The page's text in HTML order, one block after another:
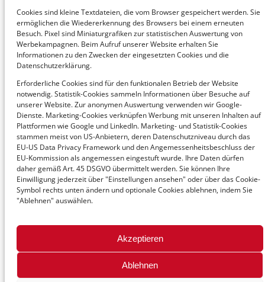
Cookies sind kleine Textdateien, die vom Browser gespeichert werden. Sie
ermöglichen die Wiedererkennung des Browsers bei einem erneuten
Besuch. Pixel sind Miniaturgrafiken zur statistischen Auswertung von
Werbekampagnen. Beim Aufruf unserer Website erhalten Sie
Informationen zu den Zwecken der eingesetzten Cookies und die
Datenschutzerklärung.
Erforderliche Cookies sind für den funktionalen Betrieb der Website
notwendig. Statistik-Cookies sammeln Informationen über Besuche auf
unserer Website. Zur anonymen Auswertung verwenden wir Google-
Dienste. Marketing-Cookies verknüpfen Werbung mit unseren Inhalten auf
Plattformen wie Google und LinkedIn. Marketing- und Statistik-Cookies
stammen meist von US-Anbietern, deren Datenschutzniveau durch das
EU-US Data Privacy Framework und den Angemessenheitsbeschluss der
EU-Kommission als angemessen eingestuft wurde. Ihre Daten dürfen
daher gemäß Art. 45 DSGVO übermittelt werden. Sie können Ihre
Einwilligung jederzeit über "Einstellungen ansehen" oder über das Cookie-
Symbol rechts unten ändern und optionale Cookies ablehnen, indem Sie
"Ablehnen" auswählen.
Akzeptieren
Ablehnen
Germania
T +49 6207 4284 010
office@avedium.com
Svizzera
T +43 1 92101-0
office@avenum.com
© 2026 avenum Technologie GmbH